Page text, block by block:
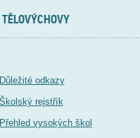
Důležité odkazy
Školský rejstřík
Přehled vysokých škol